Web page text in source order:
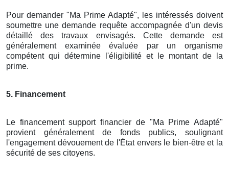
Pour demander "Ma Prime Adapté", les intéressés doivent
soumettre une demande requête accompagnée d'un devis
détaillé des travaux envisagés. Cette demande est
généralement examinée évaluée par un organisme
compétent qui détermine l'éligibilité et le montant de la
prime.
5. Financement
Le financement support financier de "Ma Prime Adapté"
provient généralement de fonds publics, soulignant
l'engagement dévouement de l'État envers le bien-être et la
sécurité de ses citoyens.